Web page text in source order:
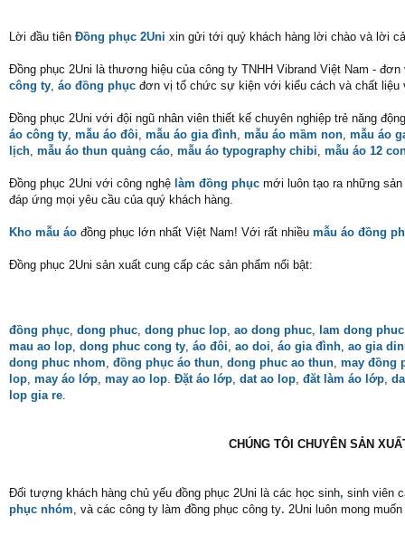
Lời đầu tiên Đồng phục 2Uni xin gửi tới quý khách hàng lời chào và lời
Đồng phục 2Uni là thương hiệu của công ty TNHH Vibrand Việt Nam -
công ty, áo đồng phục đơn vị tổ chức sự kiện với kiểu cách và chất liệu
Đồng phục 2Uni với đội ngũ nhân viên thiết kế chuyên nghiệp trẻ năng
áo công ty, mẫu áo đôi, mẫu áo gia đình, mẫu áo mầm non, mẫu áo
lịch, mẫu áo thun quảng cáo, mẫu áo typography chibi, mẫu áo 12
Đồng phục 2Uni với công nghệ làm đồng phục mới luôn tạo ra những
đáp ứng mọi yêu cầu của quý khách hàng.
Kho mẫu áo đồng phục lớn nhất Việt Nam! Với rất nhiều mẫu áo đồng
Đồng phục 2Uni sản xuất cung cấp các sản phẩm nổi bật:
đồng phục, dong phuc, dong phuc lop, ao dong phuc, lam dong phuc
mau ao lop, dong phuc cong ty, áo đôi, ao doi, áo gia đình, ao gia
dong phuc nhom, đồng phục áo thun, dong phuc ao thun, may đồng
lop, may áo lớp, may ao lop. Đặt áo lớp, dat ao lop, đăt làm áo lớp,
lop gia re.
CHÚNG TÔI CHUYÊN SẢN
Đối tượng khách hàng chủ yếu đồng phục 2Uni là các học sinh, sinh viên
phục nhóm, và các công ty làm đồng phục công ty. 2Uni luôn mong